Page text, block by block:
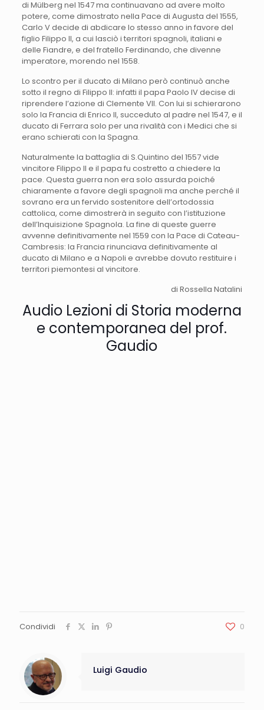
di Mülberg nel 1547 ma continuavano ad avere molto
potere, come dimostrato nella Pace di Augusta del 1555,
Carlo V decide di abdicare lo stesso anno in favore del
figlio Filippo II, a cui lasciò i territori spagnoli, italiani e
delle Fiandre, e del fratello Ferdinando, che divenne
imperatore, morendo nel 1558.
Lo scontro per il ducato di Milano però continuò anche
sotto il regno di Filippo II: infatti il papa Paolo IV decise di
riprendere l’azione di Clemente VII. Con lui si schierarono
solo la Francia di Enrico II, succeduto al padre nel 1547, e il
ducato di Ferrara solo per una rivalità con i Medici che si
erano schierati con la Spagna.
Naturalmente la battaglia di S.Quintino del 1557 vide
vincitore Filippo II e il papa fu costretto a chiedere la
pace. Questa guerra non era solo assurda poiché
chiaramente a favore degli spagnoli ma anche perché il
sovrano era un fervido sostenitore dell’ortodossia
cattolica, come dimostrerà in seguito con l’istituzione
dell’Inquisizione Spagnola. La fine di queste guerre
avvenne definitivamente nel 1559 con la Pace di Cateau-
Cambresis: la Francia rinunciava definitivamente al
ducato di Milano e a Napoli e avrebbe dovuto restituire i
territori piemontesi al vincitore.
di Rossella Natalini
Audio Lezioni di Storia moderna
e contemporanea del prof.
Gaudio
Condividi 0
Luigi Gaudio